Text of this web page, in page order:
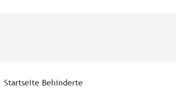
Startseite Behinderte